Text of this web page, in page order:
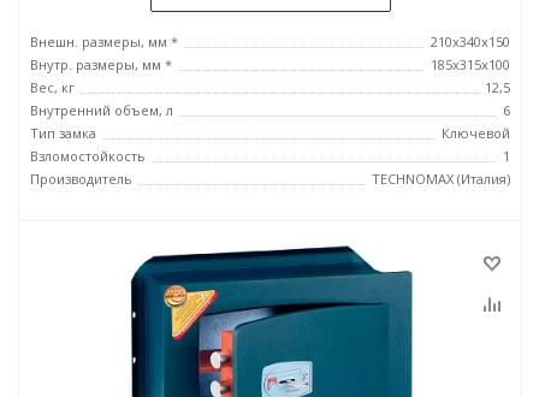
Внешн. размеры, мм *
210x340x150
Внутр. размеры, мм *
185х315х100
Вес, кг
12,5
Внутренний объем, л
6
Тип замка
Ключевой
Взломостойкость
1
Производитель
TECHNOMAX (Италия)